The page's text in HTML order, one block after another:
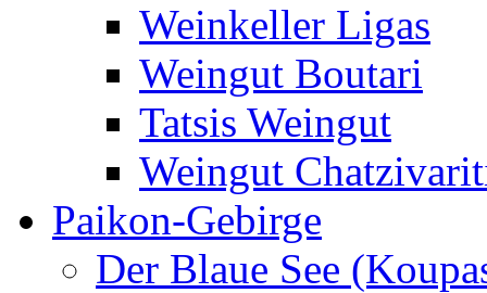
Weinkeller Ligas
Weingut Boutari
Tatsis Weingut
Weingut
Paikon-Gebirge
Der Blaue See